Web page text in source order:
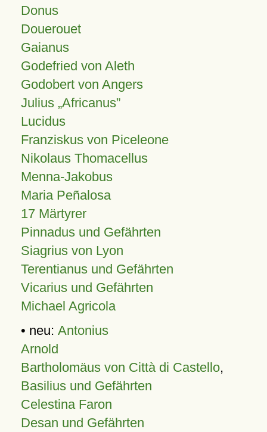
Donus
Douerouet
Gaianus
Godefried von Aleth
Godobert von Angers
Julius Africanus
Lucidus
Franziskus von Piceleone
Nikolaus Thomacellus
Menna-Jakobus
Maria Peñalosa
17 Märtyrer
Pinnadus und Gefährten
Siagrius von Lyon
Terentianus und Gefährten
Vicarius und Gefährten
Michael Agricola
• neu: Antonius
Arnold
Bartholomäus von Città di Castello,
Basilius und Gefährten
Celestina Faron
Desan und Gefährten